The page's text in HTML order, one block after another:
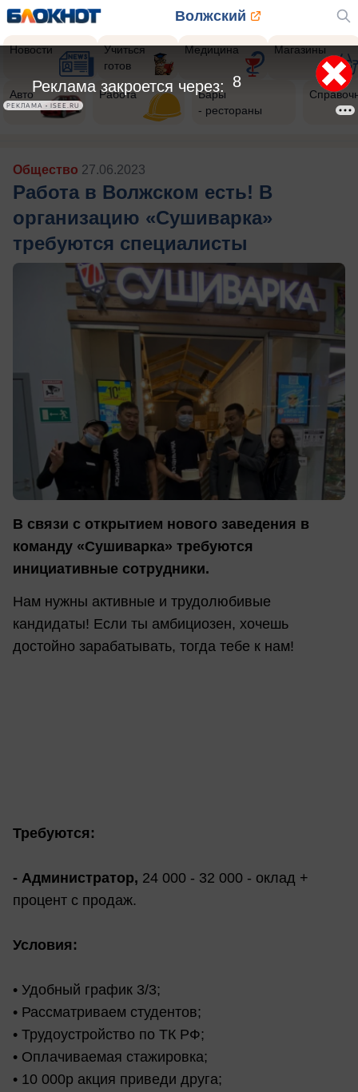
Волжский
Новости
Учиться
готов
Медицина Магазины
Авто Работа
Бары
- рестораны
Общество 27.06.2023
Работа в Волжском есть! В
организацию «Сушиварка»
требуются специалисты
В связи с открытием нового заведения в
команду «Сушиварка» требуются
инициативные сотрудники.
Нам нужны активные и трудолюбивые
кандидаты! Если ты амбициозен, хочешь
достойно зарабатывать, тогда тебе к нам!
Требуются:
- Администратор, 24 000 - 32 000 - оклад +
процент с продаж.
Условия:
• Удобный график 3/3;
• Рассматриваем студентов;
• Трудоустройство по ТК РФ;
• Оплачиваемая стажировка;
• 10 000р акция приведи друга;
6
Реклама закроется через:
РЕКЛАМА • ISEE.RU